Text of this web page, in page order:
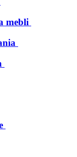
mebli